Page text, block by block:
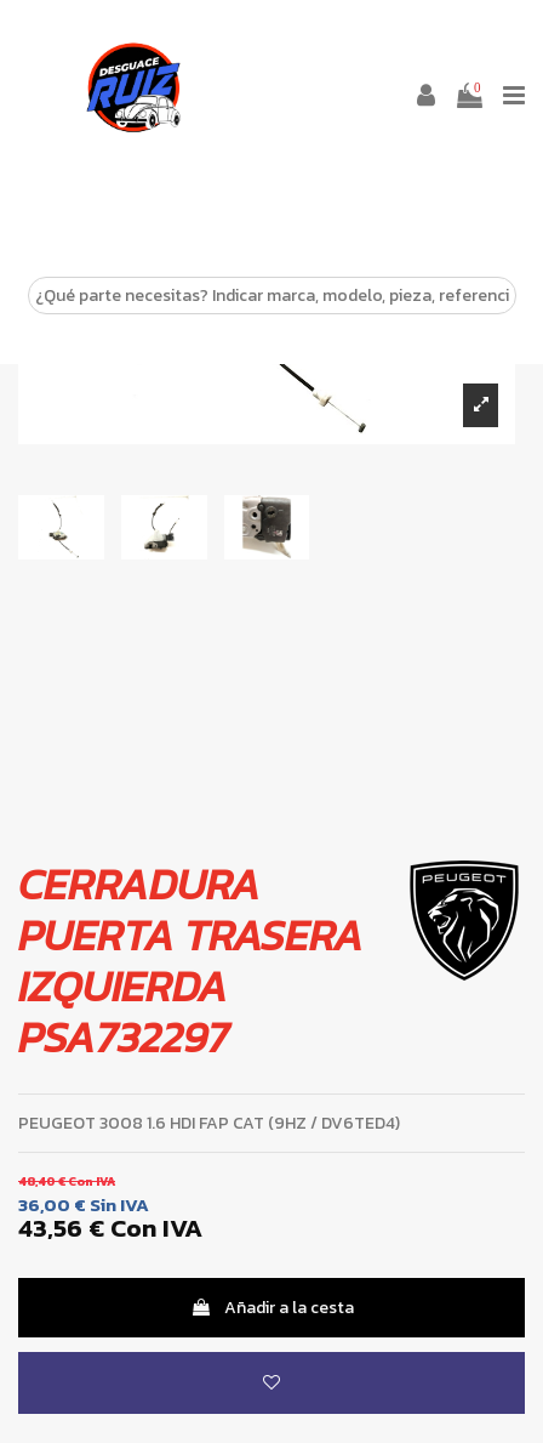
0
CERRADURA
PUERTA TRASERA
IZQUIERDA
PSA732297
PEUGEOT 3008 1.6 HDI FAP CAT (9HZ / DV6TED4)
48,40 €Con IVA
36,00 € Sin IVA
43,56 €Con IVA
Añadir a la cesta